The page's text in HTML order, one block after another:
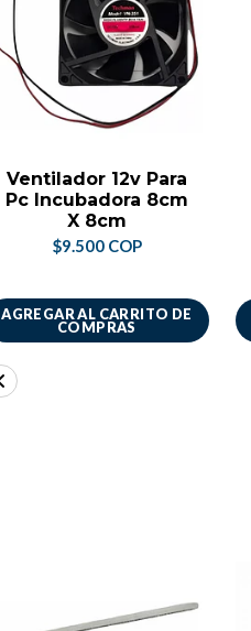
Ventilador 12v Para
Pc Incubadora 8cm
X 8cm
$9.500 COP
AGREGAR AL CARRITO DE
COMPRAS